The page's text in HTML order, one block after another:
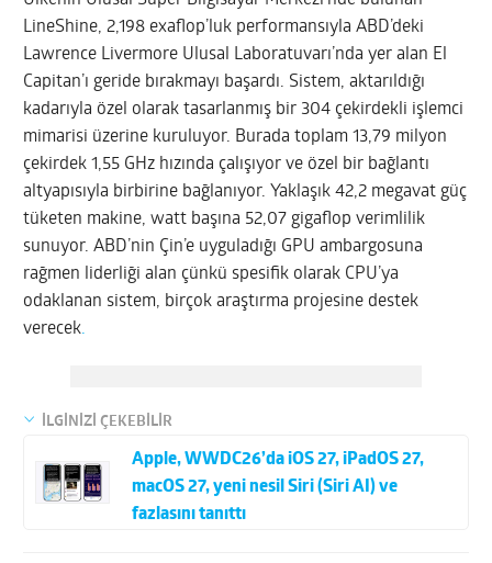
LineShine, 2,198 exaflop’luk performansıyla ABD’deki
Lawrence Livermore Ulusal Laboratuvarı’nda yer alan El
Capitan’ı geride bırakmayı başardı. Sistem, aktarıldığı
kadarıyla özel olarak tasarlanmış bir 304 çekirdekli işlemci
mimarisi üzerine kuruluyor. Burada toplam 13,79 milyon
çekirdek 1,55 GHz hızında çalışıyor ve özel bir bağlantı
altyapısıyla birbirine bağlanıyor. Yaklaşık 42,2 megavat güç
tüketen makine, watt başına 52,07 gigaflop verimlilik
sunuyor. ABD’nin Çin’e uyguladığı GPU ambargosuna
rağmen liderliği alan çünkü spesifik olarak CPU’ya
odaklanan sistem, birçok araştırma projesine destek
verecek.
İLGİNİZİ ÇEKEBİLİR
Apple, WWDC26’da iOS 27, iPadOS 27,
macOS 27, yeni nesil Siri (Siri AI) ve
fazlasını tanıttı